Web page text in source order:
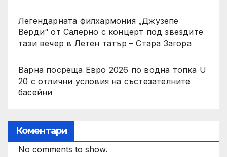
Легендарната филхармония „Джузепе
Верди“ от Салерно с концерт под звездите
тази вечер в Летен татър – Стара Загора
Варна посреща Евро 2026 по водна топка U
20 с отлични условия на състезателните
басейни
Коментари
No comments to show.